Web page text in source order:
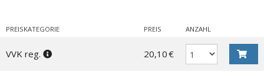
PREISKATEGORIE PREIS ANZAHL
VVK reg. 20,10 €